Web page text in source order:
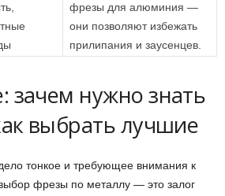
фрезы для алюминия —
они позволяют избежать
прилипания и заусенцев.
зачем нужно знать
выбрать лучшие
тонкое и требующее внимания к
фрезы по металлу — это залог